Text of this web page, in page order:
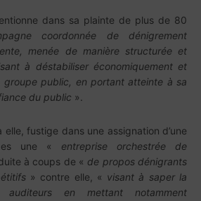
dans sa plainte de plus de 80
coordonnée de dénigrement
menée de manière structurée et
à déstabiliser économiquement et
groupe public, en portant atteinte à sa
du public ».
elle, fustige dans une assignation d’une
une «
entreprise orchestrée de
à coups de « de propos dénigrants
» contre elle, « visant à saper la
en mettant notamment